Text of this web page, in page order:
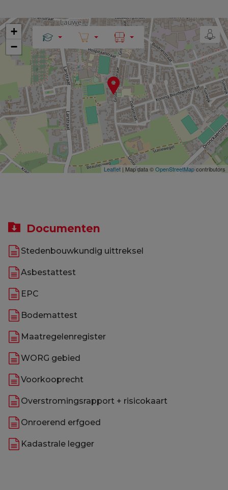
+
−
Leaflet | Map data ©OpenStreetMapcontributors
Documenten
Stedenbouwkundig uittreksel
Asbestattest
EPC
Bodemattest
Maatregelenregister
WORG gebied
Voorkooprecht
Overstromingsrapport + risicokaart
Onroerend erfgoed
Kadastrale legger